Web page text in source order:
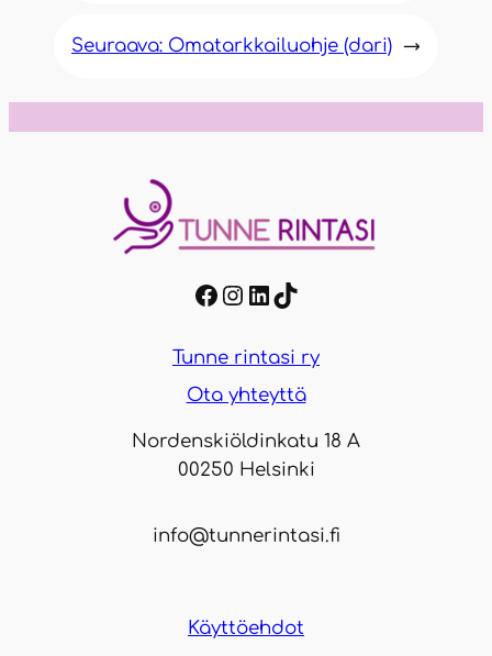
Seuraava: Oma­tark­kai­luoh­je (dari) →
Facebook
Instagram
LinkedIn
TikTok
Tunne rintasi ry
Ota yhteyttä
Nordenskiöldinkatu 18 A
00250 Helsinki
info@tunnerintasi.fi
Käyttöehdot